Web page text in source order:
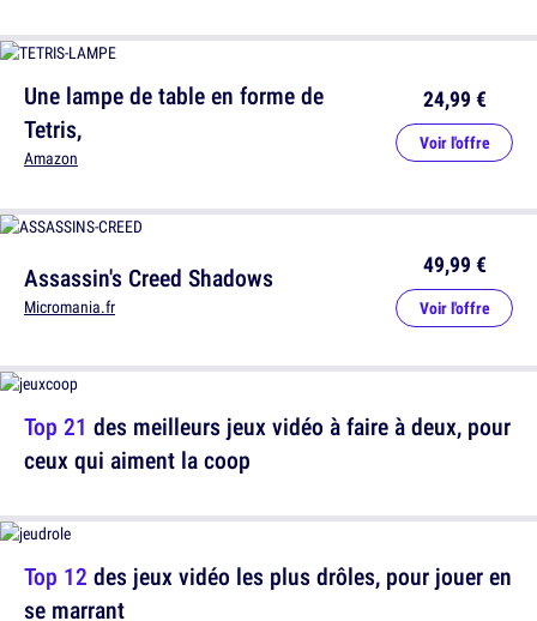
Une lampe de table en forme de
Tetris,
Amazon
24,99 €
Voir l'offre
Top 21 des meilleurs jeux vidéo à faire à deux, pour
ceux qui aiment la coop
Assassin's Creed Shadows
Micromania.fr
49,99 €
Voir l'offre
Top 12 des jeux vidéo les plus drôles, pour jouer en
se marrant